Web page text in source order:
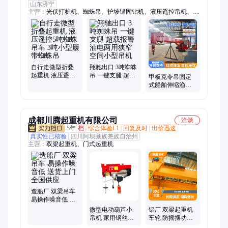
山东济宁
主营： 光伏打桩机、蜘蛛吊、护坡锚固钻机、液压遥控吊机、隧
道钻机、护栏打桩机、取芯钻机、潜孔钻机、光伏板安装车、管
棚钻机、支护钻机、抗浮锚杆钻机、螺旋钻机、地基打桩机、运
输车、吊改钻、电动叉车、发电车、履带底盘、旋挖钻机、水井
钻机、照明车、静压桩光伏振动锤、蜘蛛高空车
自行走微型折叠
起重机 液压遥控5
翔驰出口 3吨蜘蛛
吊 一键支腿 超载
甲板克令吊固定
式船舶伸缩渔船
成都川腾起重机有限公司
洽谈
5年 档 综合体验L1 回复及时 出价迅速
真实性已核验
四川阿坝藏族羌族自治州
主营： 双梁起重机、门式起重机
造船厂 双梁吊车
易操作噪音低 送
微型电动葫芦小
吊机 家用钢丝绳
铝厂 双梁起重机
车轮 防摇摆功能